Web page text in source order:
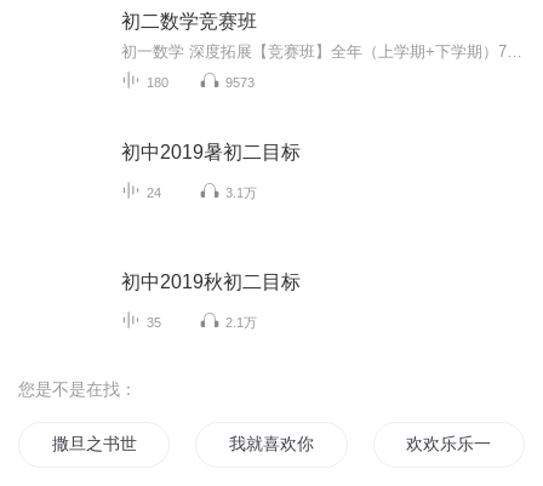
初二数学竞赛班
180 9573
初中2019暑初二目标
24 3.1万
初中2019秋初二目标
35 2.1万
您是不是在找：
撒旦之书世界末日 我就喜欢你做作的样子 欢欢乐乐一家人